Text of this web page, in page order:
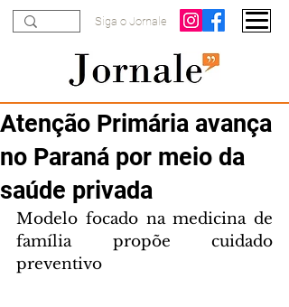
Siga o Jornale
Atenção Primária avança
no Paraná por meio da
saúde privada
Modelo focado na medicina de
família propõe cuidado
preventivo